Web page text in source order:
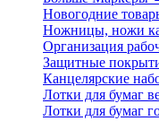
Новогодние
Ножницы, ножи
Организация
Защитные
Канцелярские
Лотки для бумаг
Лотки для бумаг